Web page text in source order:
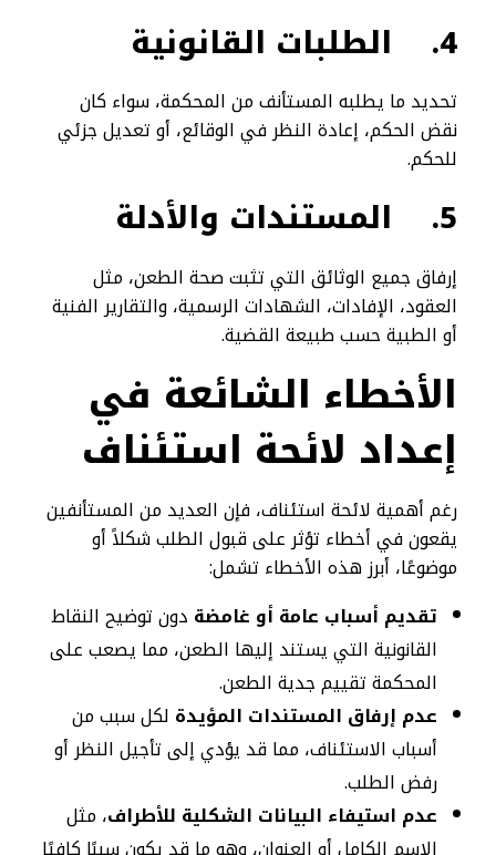
4. الطلبات القانونية
تحديد ما يطلبه المستأنف من المحكمة، سواء كان
نقض الحكم، إعادة النظر في الوقائع، أو تعديل جزئي
للحكم.
5. المستندات والأدلة
إرفاق جميع الوثائق التي تثبت صحة الطعن، مثل
العقود، الإفادات، الشهادات الرسمية، والتقارير الفنية
أو الطبية حسب طبيعة القضية.
الأخطاء الشائعة في
إعداد لائحة استئناف
رغم أهمية لائحة استئناف، فإن العديد من المستأنفين
يقعون في أخطاء تؤثر على قبول الطلب شكلاً أو
موضوعًا، أبرز هذه الأخطاء تشمل:
تقديم أسباب عامة أو غامضة دون توضيح النقاط
القانونية التي يستند إليها الطعن، مما يصعب على
المحكمة تقييم جدية الطعن.
عدم إرفاق المستندات المؤيدة لكل سبب من
أسباب الاستئناف، مما قد يؤدي إلى تأجيل النظر أو
رفض الطلب.
عدم استيفاء البيانات الشكلية للأطراف، مثل